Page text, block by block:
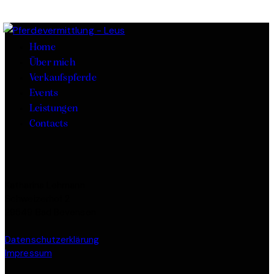
Home
Über mich
Verkaufspferde
Events
Leistungen
Contacts
Datenschutzerklärung
Impressum